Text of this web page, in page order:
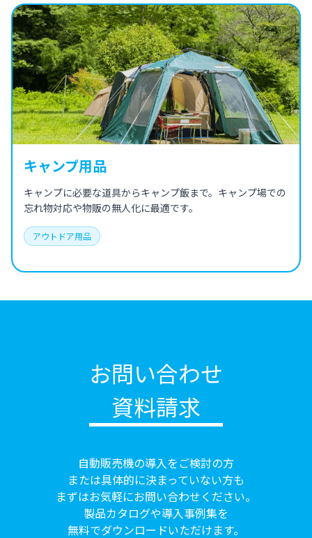
キャンプ用品
キャンプに必要な道具からキャンプ飯まで。キャンプ場での
忘れ物対応や物販の無人化に最適です。
アウトドア用品
お問い合わせ
資料請求
自動販売機の導入をご検討の方
または具体的に決まっていない方も
まずはお気軽にお問い合わせください。
製品カタログや導入事例集を
無料でダウンロードいただけます。